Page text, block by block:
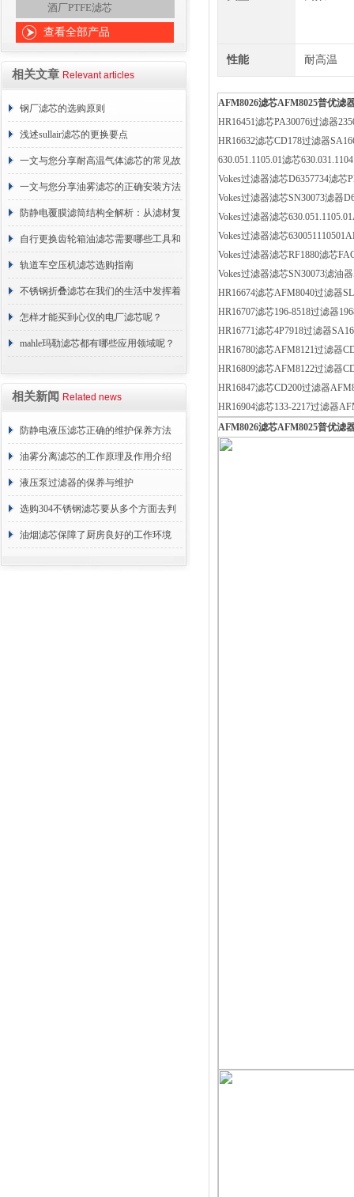
酒厂PTFE滤芯
查看全部产品
相关文章 Relevant articles
钢厂滤芯的选购原则
浅述sullair滤芯的更换要点
一文与您分享耐高温气体滤芯的常见故
障相应解决方法
一文与您分享油雾滤芯的正确安装方法
防静电覆膜滤筒结构全解析：从滤材复
合到整体成型
自行更换齿轮箱油滤芯需要哪些工具和
材料？
轨道车空压机滤芯选购指南
不锈钢折叠滤芯在我们的生活中发挥着
哪些作用呢？
怎样才能买到心仪的电厂滤芯呢？
mahle玛勒滤芯都有哪些应用领域呢？
相关新闻 Related news
防静电液压滤芯正确的维护保养方法
油雾分离滤芯的工作原理及作用介绍
液压泵过滤器的保养与维护
选购304不锈钢滤芯要从多个方面去判
断
油烟滤芯保障了厨房良好的工作环境
性能 耐高温
AFM8026滤芯AFM8025普优滤
HR16451滤芯PA30076过滤器
HR16632滤芯CD178过滤器
630.051.1105.01滤芯
Vokes过滤器滤芯D6357734滤芯
Vokes过滤器滤芯SN30073滤器
Vokes过滤器滤芯
Vokes过滤器滤芯
Vokes过滤器滤芯RF1880滤芯
Vokes过滤器滤芯SN30073滤油
HR16674滤芯AFM8040过滤器
HR16707滤芯196-8518过滤器
HR16771滤芯4P7918过滤器
HR16780滤芯AFM8121过滤器
HR16809滤芯AFM8122过滤器
HR16847滤芯CD200过滤器
HR16904滤芯133-2217过滤器
AFM8026滤芯AFM8025普优滤